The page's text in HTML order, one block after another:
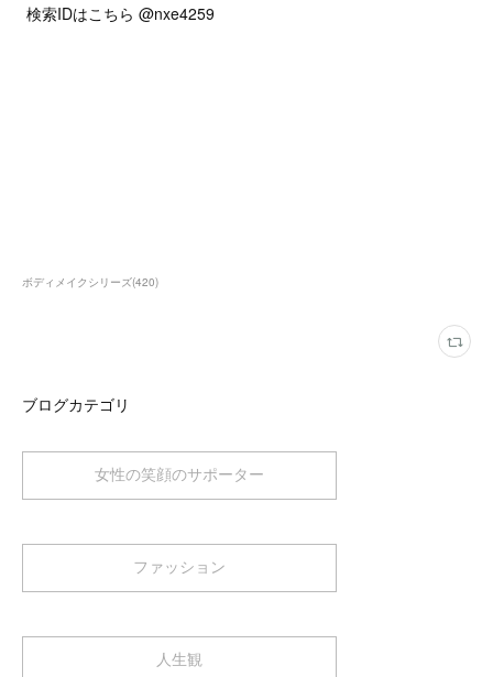
検索IDはこちら @nxe4259
ボディメイクシリーズ(420)
ブログカテゴリ
女性の笑顔のサポーター
ファッション
人生観